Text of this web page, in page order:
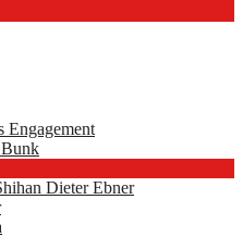
Engagement
Bunk
Dieter Ebner